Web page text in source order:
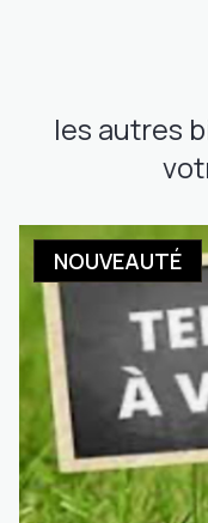
les autres
NOUVEAUTÉ